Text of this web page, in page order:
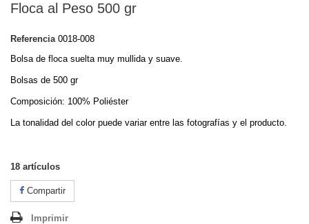
Floca al Peso 500 gr
Referencia 0018-008
Bolsa de floca suelta muy mullida y suave.
Bolsas de 500 gr
Composición: 100% Poliéster
La tonalidad del color puede variar entre las fotografías y el producto.
18 artículos
Compartir
Imprimir